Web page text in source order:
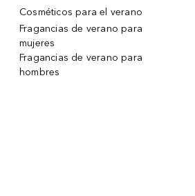
Cosméticos para el verano
Fragancias de verano para
mujeres
Fragancias de verano para
hombres